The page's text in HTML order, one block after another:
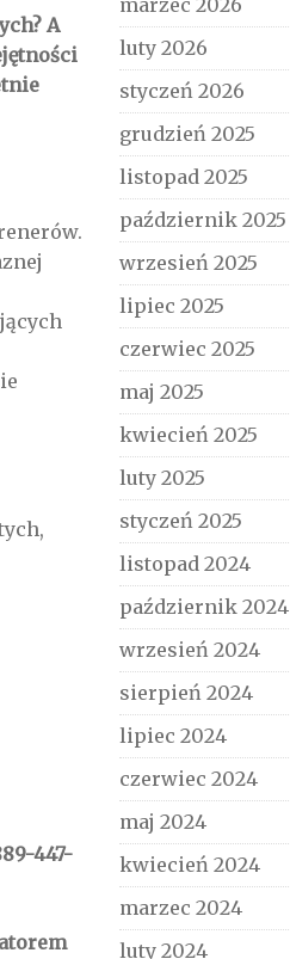
A
447-
marzec 2026
luty 2026
styczeń 2026
grudzień 2025
listopad 2025
październik 2025
wrzesień 2025
lipiec 2025
czerwiec 2025
maj 2025
kwiecień 2025
luty 2025
styczeń 2025
listopad 2024
październik 2024
wrzesień 2024
sierpień 2024
lipiec 2024
czerwiec 2024
maj 2024
kwiecień 2024
marzec 2024
luty 2024